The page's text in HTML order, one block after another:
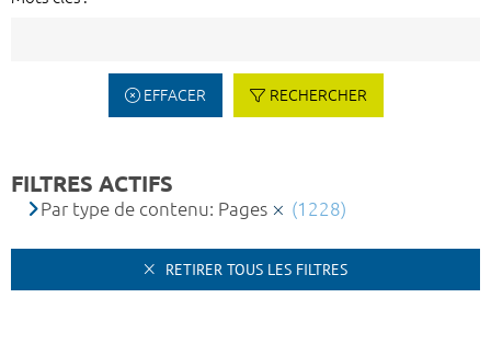
EFFACER RECHERCHER
FILTRES ACTIFS
Par type de contenu: Pages (1228)
RETIRER TOUS LES FILTRES